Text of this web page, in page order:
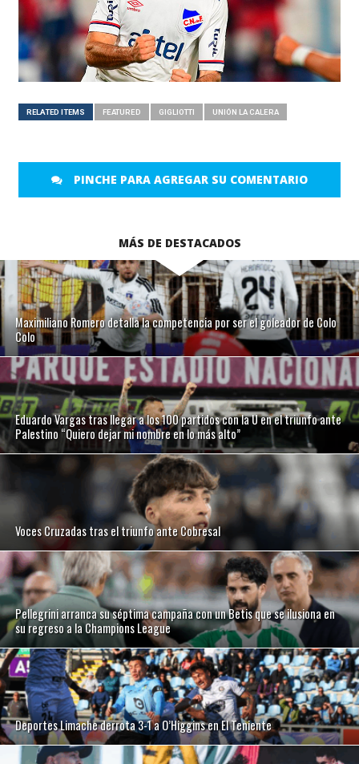
RELATED ITEMS FEATURED GIGLIOTTI UNIÓN LA CALERA
PINCHE PARA AGREGAR SU COMENTARIO
MÁS DE DESTACADOS
Maximiliano Romero detalla la competencia por ser el goleador de Colo
Colo
Eduardo Vargas tras llegar a los 100 partidos con la U en el triunfo ante
Palestino “Quiero dejar mi nombre en lo más alto”
Voces Cruzadas tras el triunfo ante Cobresal
Pellegrini arranca su séptima campaña con un Betis que se ilusiona en
su regreso a la Champions League
Deportes Limache derrota 3-1 a O’Higgins en El Teniente